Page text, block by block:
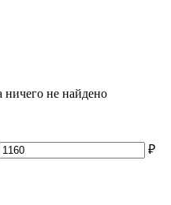
не найдено
₽